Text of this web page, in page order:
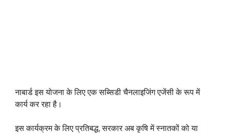
नाबार्ड इस योजना के लिए एक सब्सिडी चैनलाइजिंग एजेंसी के रूप में
कार्य कर रहा है।
इस कार्यक्रम के लिए प्रतिबद्ध, सरकार अब कृषि में स्नातकों को या